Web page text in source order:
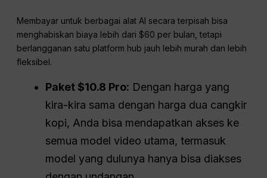
Membayar untuk berbagai alat AI secara terpisah bisa
menghabiskan biaya lebih dari $60 per bulan, tetapi
berlangganan satu platform hub jauh lebih murah dan lebih
fleksibel.
Paket $10.8 Pro: Dengan harga yang
kira-kira sama dengan harga dua cangkir
kopi, Anda bisa mendapatkan akses ke
semua model video utama, termasuk
model yang dulunya hanya bisa diakses